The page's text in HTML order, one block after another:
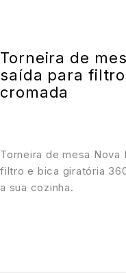
Torneira de
saída para
cromada
Torneira de mesa
filtro e bica giratória
a sua cozinha.